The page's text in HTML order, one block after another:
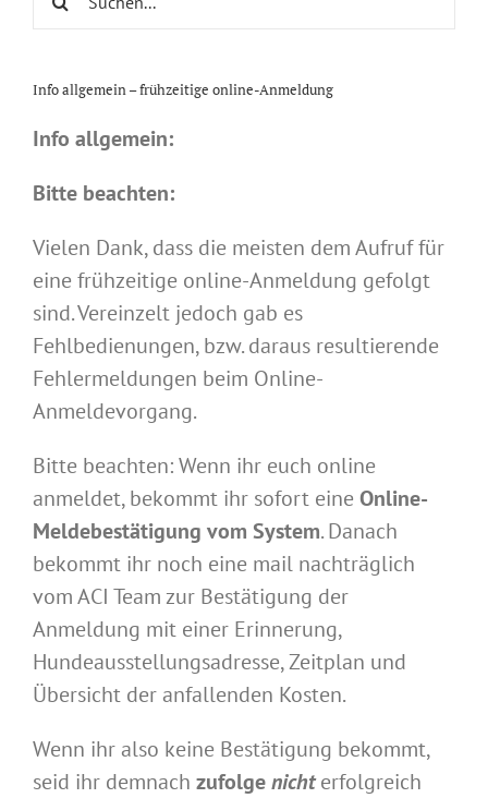
Info allgemein – frühzeitige online-Anmeldung
Info allgemein:
Bitte beachten:
Vielen Dank, dass die meisten dem Aufruf für
eine frühzeitige online-Anmeldung gefolgt
sind. Vereinzelt jedoch gab es
Fehlbedienungen, bzw. daraus resultierende
Fehlermeldungen beim Online-
Anmeldevorgang.
Bitte beachten: Wenn ihr euch online
anmeldet, bekommt ihr sofort eine Online-
Meldebestätigung vom System. Danach
bekommt ihr noch eine mail nachträglich
vom ACI Team zur Bestätigung der
Anmeldung mit einer Erinnerung,
Hundeausstellungsadresse, Zeitplan und
Übersicht der anfallenden Kosten.
Wenn ihr also keine Bestätigung bekommt,
seid ihr demnach zufolgenicht erfolgreich